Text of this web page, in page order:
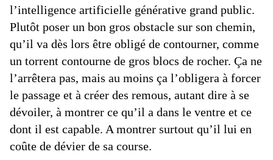
l’intelligence artificielle générative grand public.
Plutôt poser un bon gros obstacle sur son chemin,
qu’il va dès lors être obligé de contourner, comme
un torrent contourne de gros blocs de rocher. Ça ne
l’arrêtera pas, mais au moins ça l’obligera à forcer
le passage et à créer des remous, autant dire à se
dévoiler, à montrer ce qu’il a dans le ventre et ce
dont il est capable. A montrer surtout qu’il lui en
coûte de dévier de sa course.